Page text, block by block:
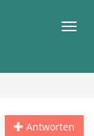
Antworten